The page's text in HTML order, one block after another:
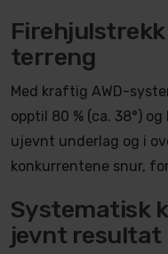
Firehjulstrekk
terreng
Med kraftig AWD-
opptil 80 % (ca. 38°)
ujevnt underlag og i
konkurrentene snur,
Systematisk
jevnt resultat